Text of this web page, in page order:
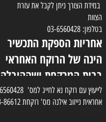
במידת הצורך ניתן לקבל את עזרת
הצוות
בטלפון: 03-6560428
אחריות הספקת התכשיר
הינה של הרוקח האחראי
בבית המרקחת ושההובלה
בפועל תעשה בעזרת
השליח
אחראית נייזוב אילנה מס' רוקחת 3-86612 medipharmeoffice@gmail.com